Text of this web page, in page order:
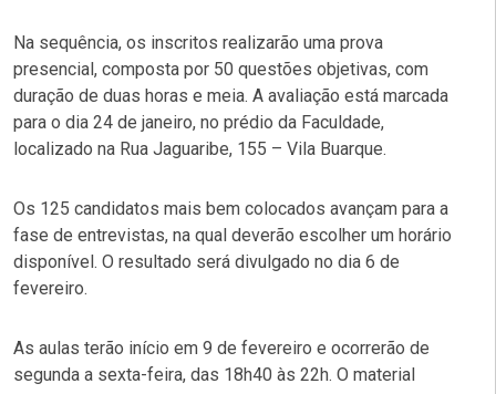
Na sequência, os inscritos realizarão uma prova
presencial, composta por 50 questões objetivas, com
duração de duas horas e meia. A avaliação está marcada
para o dia 24 de janeiro, no prédio da Faculdade,
localizado na Rua Jaguaribe, 155 – Vila Buarque.
Os 125 candidatos mais bem colocados avançam para a
fase de entrevistas, na qual deverão escolher um horário
disponível. O resultado será divulgado no dia 6 de
fevereiro.
As aulas terão início em 9 de fevereiro e ocorrerão de
segunda a sexta-feira, das 18h40 às 22h. O material